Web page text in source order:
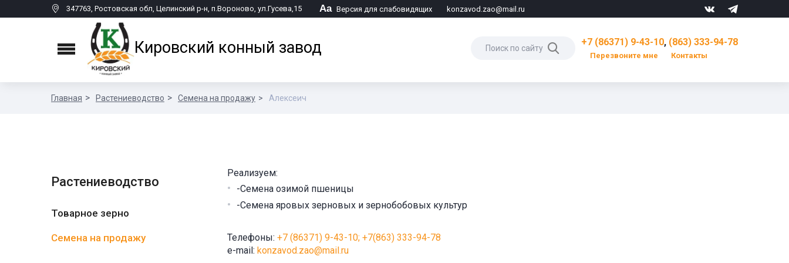
347763, Ростовская обл, Целинский р-н, п.Вороново, ул.Гусева,15 Аа Версия для слабовидящих konzavod.zao@mail.ru
Menu Кировский конный завод +7 (86371) 9-43-10, (863) 333-94-78
Перезвоните мне Контакты
Главная Растениеводство Семена на продажу Алексеич
Растениеводство
Товарное зерно
Семена на продажу
Реализуем:
-Семена озимой пшеницы
-Семена яровых зерновых и зернобобовых культур
Телефоны: +7 (86371) 9-43-10; +7(863) 333-94-78
e-mail: konzavod.zao@mail.ru